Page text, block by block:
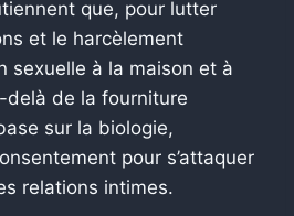
que, pour lutter
et le harcèlement
sexuelle à la maison et à
delà de la fourniture
sur la biologie,
pour s’attaquer
relations intimes.